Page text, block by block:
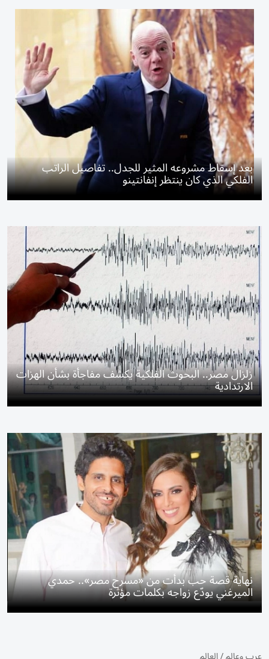
بعد إسقاط مشروعه المثير للجدل.. تفاصيل الراتب
الفلكي الذي كان ينتظر إنفانتينو
زلزال مصر.. البحوث الفلكية يكشف مفاجأة بشأن الهزات
الارتدادية
نهاية قصة حب بدأت من «مسرح مصر».. حمدي
الميرغني يودّع زواجه بكلمات مؤثرة